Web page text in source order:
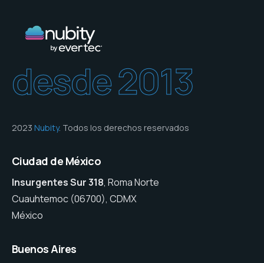
desde 2013
2023 Nubity. Todos los derechos reservados
Ciudad de México
Insurgentes Sur 318, Roma Norte
Cuauhtemoc (06700), CDMX
México
Buenos Aires